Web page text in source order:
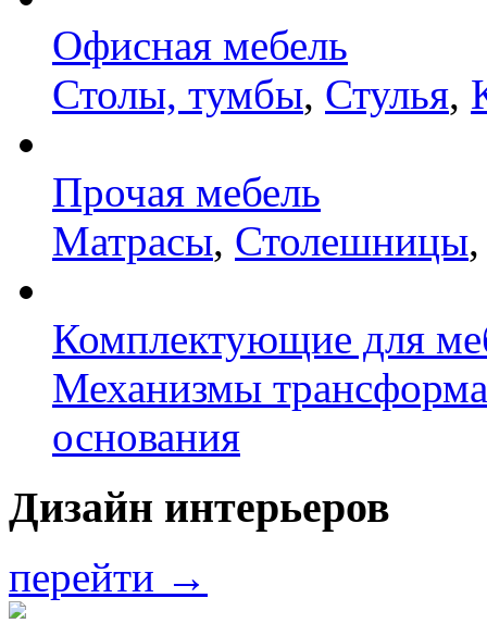
Офисная мебель
Столы, тумбы, Стулья,
Прочая мебель
Матрасы, Столешницы
Комплектующие для
Механизмы
основания
Дизайн интерьеров
перейти →